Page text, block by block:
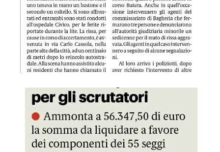
GDS 16/07/2024 Pronti i compensi per gli scrutatori